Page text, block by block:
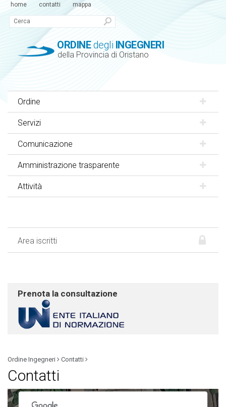
ORDINEdegli INGEGNERI
della Provincia di Oristano
home contatti mappa
Ordine
Servizi
Comunicazione
Amministrazione trasparente
Attività
Area iscritti
Prenota la consultazione
Ordine Ingegneri Contatti
Contatti
For development purposes only